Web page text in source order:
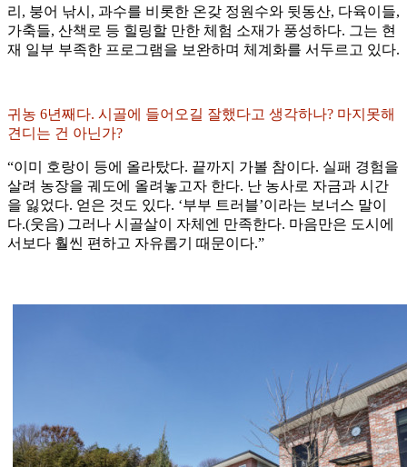
리, 붕어 낚시, 과수를 비롯한 온갖 정원수와 뒷동산, 다육이들,
가축들, 산책로 등 힐링할 만한 체험 소재가 풍성하다. 그는 현
재 일부 부족한 프로그램을 보완하며 체계화를 서두르고 있다.
귀농 6년째다. 시골에 들어오길 잘했다고 생각하나? 마지못해
견디는 건 아닌가?
“이미 호랑이 등에 올라탔다. 끝까지 가볼 참이다. 실패 경험을
살려 농장을 궤도에 올려놓고자 한다. 난 농사로 자금과 시간
을 잃었다. 얻은 것도 있다. ‘부부 트러블’이라는 보너스 말이
다.(웃음) 그러나 시골살이 자체엔 만족한다. 마음만은 도시에
서보다 훨씬 편하고 자유롭기 때문이다.”